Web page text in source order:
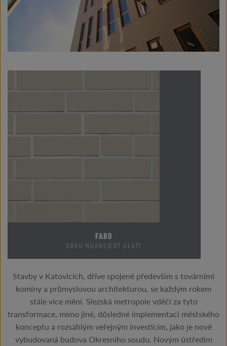
FARO
GRAU NUANCIERT GLATT
Stavby v Katovicích, dříve spojené především s továrními
komíny a průmyslovou architekturou, se každým rokem
stále více mění. Slezská metropole vděčí za tyto
transformace, mimo jiné, důsledné implementaci městského
konceptu a rozsáhlým veřejným investicím, jako je nově
vybudovaná budova Okresního soudu. Novým ústředím